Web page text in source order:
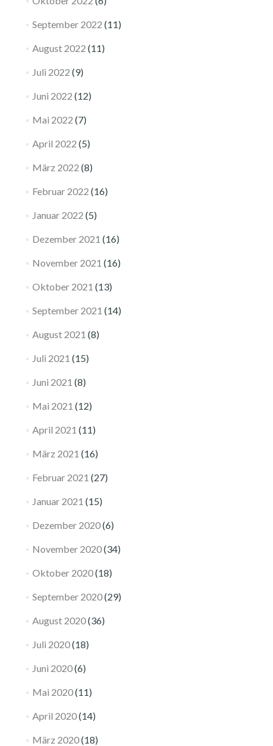
September 2022 (11)
August 2022 (11)
Juli 2022 (9)
Juni 2022 (12)
Mai 2022 (7)
April 2022 (5)
März 2022 (8)
Februar 2022 (16)
Januar 2022 (5)
Dezember 2021 (16)
November 2021 (16)
Oktober 2021 (13)
September 2021 (14)
August 2021 (8)
Juli 2021 (15)
Juni 2021 (8)
Mai 2021 (12)
April 2021 (11)
März 2021 (16)
Februar 2021 (27)
Januar 2021 (15)
Dezember 2020(6)
November 2020(34)
Oktober 2020(18)
September 2020(29)
August 2020(36)
Juli 2020(18)
Juni 2020(6)
Mai 2020(11)
April 2020(14)
März 2020(18)